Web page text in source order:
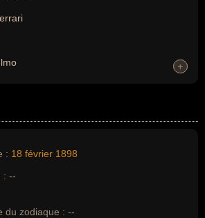
+
+
: 18 février 1898
: --
du zodiaque : --